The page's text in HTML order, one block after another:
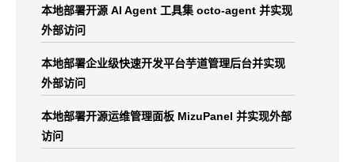
本地部署开源 AI Agent 工具集 octo-agent 并实现
外部访问
本地部署企业级快速开发平台芋道管理后台并实现
外部访问
本地部署开源运维管理面板 MizuPanel 并实现外部
访问